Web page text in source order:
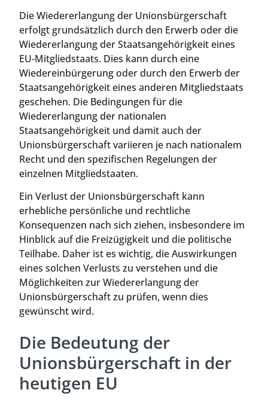
Die Wiedererlangung der Unionsbürgerschaft
erfolgt grundsätzlich durch den Erwerb oder die
Wiedererlangung der Staatsangehörigkeit eines
EU-Mitgliedstaats. Dies kann durch eine
Wiedereinbürgerung oder durch den Erwerb der
Staatsangehörigkeit eines anderen Mitgliedstaats
geschehen. Die Bedingungen für die
Wiedererlangung der nationalen
Staatsangehörigkeit und damit auch der
Unionsbürgerschaft variieren je nach nationalem
Recht und den spezifischen Regelungen der
einzelnen Mitgliedstaaten.
Ein Verlust der Unionsbürgerschaft kann
erhebliche persönliche und rechtliche
Konsequenzen nach sich ziehen, insbesondere im
Hinblick auf die Freizügigkeit und die politische
Teilhabe. Daher ist es wichtig, die Auswirkungen
eines solchen Verlusts zu verstehen und die
Möglichkeiten zur Wiedererlangung der
Unionsbürgerschaft zu prüfen, wenn dies
gewünscht wird.
Die Bedeutung der
Unionsbürgerschaft in der
heutigen EU